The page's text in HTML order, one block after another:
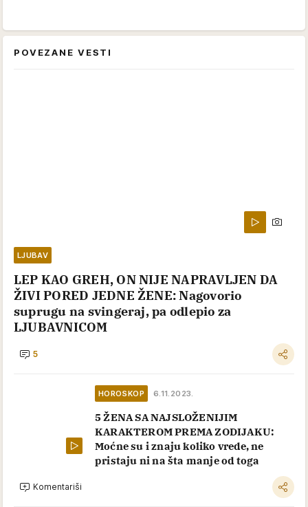
POVEZANE VESTI
LJUBAV
LEP KAO GREH, ON NIJE NAPRAVLJEN DA
ŽIVI PORED JEDNE ŽENE: Nagovorio
suprugu na svingeraj, pa odlepio za
LJUBAVNICOM
5
HOROSKOP 6.11.2023.
5 ŽENA SA NAJSLOŽENIJIM
KARAKTEROM PREMA ZODIJAKU:
Moćne su i znaju koliko vrede, ne
pristaju ni na šta manje od toga
Komentariši